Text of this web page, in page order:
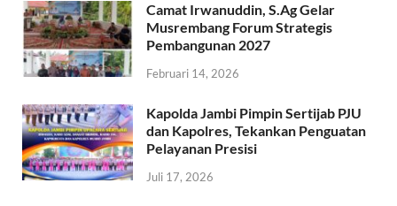
Camat Irwanuddin, S.Ag Gelar
Musrembang Forum Strategis
Pembangunan 2027
Februari 14, 2026
Kapolda Jambi Pimpin Sertijab PJU
dan Kapolres, Tekankan Penguatan
Pelayanan Presisi
Juli 17, 2026